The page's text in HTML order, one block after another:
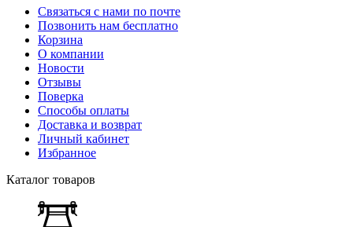
Связаться с нами по почте
Позвонить нам бесплатно
Корзина
О компании
Новости
Отзывы
Поверка
Способы оплаты
Доставка и возврат
Личный кабинет
Избранное
Каталог товаров